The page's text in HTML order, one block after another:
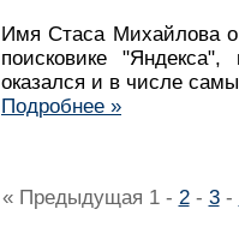
Имя Стаса Михайлова
поисковике
оказался и в числе
Подробнее »
« Предыдущая 1- 2- 3-